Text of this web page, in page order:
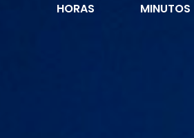
HORAS MINUTOS